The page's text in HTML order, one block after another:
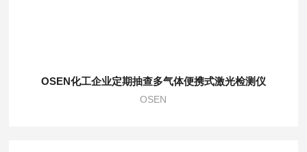
OSEN化工企业定期抽查多气体便携式激光检测仪
OSEN